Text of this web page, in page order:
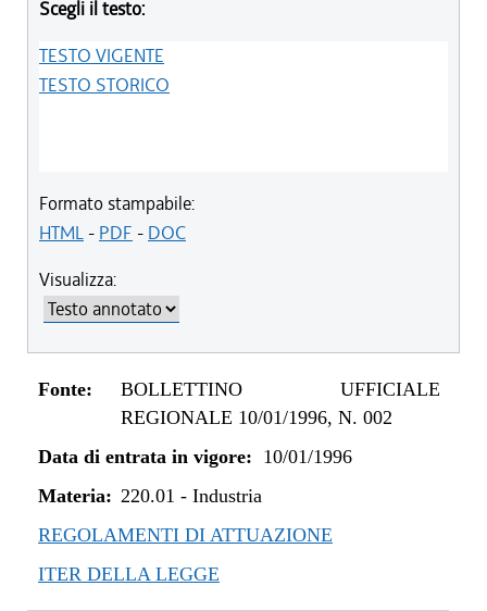
Scegli il testo:
TESTO VIGENTE
TESTO STORICO
Formato stampabile:
HTML- PDF - DOC
Visualizza:
Fonte:
BOLLETTINO UFFICIALE
REGIONALE 10/01/1996, N. 002
Data di entrata in vigore: 10/01/1996
Materia: 220.01 - Industria
REGOLAMENTI DI ATTUAZIONE
ITER DELLA LEGGE